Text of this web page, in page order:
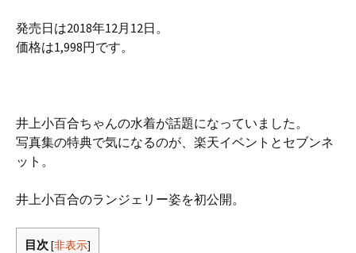
発売日は2018年12月12日。
価格は1,998円です。
井上小百合ちゃんの水着が話題になっていました。
写真集の特典で気になるのが、楽天イベントとセブンネ
ット。
井上小百合のランジェリー姿を初公開。
目次 [非表示]